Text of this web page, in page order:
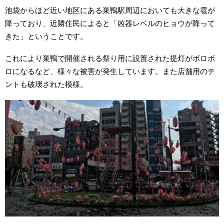
池袋からほど近い地区にある巣鴨駅周辺においても大きな雹が
降っており、近隣住民によると「凶器レベルのヒョウが降って
きた」ということです。
これにより巣鴨で開催される祭り用に設置された提灯がボロボ
ロになるなど、様々な被害が発生しています。また店舗用のテ
ントも破壊された模様。